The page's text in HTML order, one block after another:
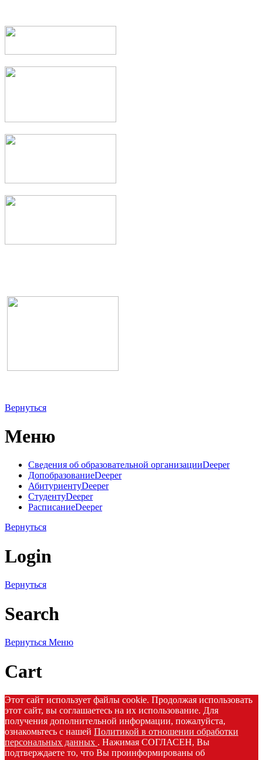
Вернуться
Меню
Сведения об образовательной организацииDeeper
ДопобразованиеDeeper
АбитуриентуDeeper
СтудентуDeeper
РасписаниеDeeper
Вернуться
Login
Вернуться
Search
Вернуться Меню
Cart
Этот сайт использует файлы cookie. Продолжая использовать
этот сайт, вы соглашаетесь на их использование. Для
получения дополнительной информации, пожалуйста,
ознакомьтесь с нашей Политикой в отношении обработки
персональных данных . Нажимая СОГЛАСЕН, Вы
подтверждаете то, что Вы проинформированы об